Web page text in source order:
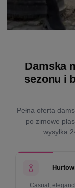
Damska
sezonu i
Pełna oferta
po zimowe
wysyłka
Casual,